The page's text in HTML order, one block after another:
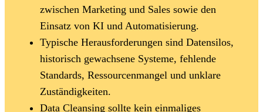
zwischen Marketing und Sales sowie den
Einsatz von KI und Automatisierung.
Typische Herausforderungen sind Datensilos,
historisch gewachsene Systeme, fehlende
Standards, Ressourcenmangel und unklare
Zuständigkeiten.
Data Cleansing sollte kein einmaliges